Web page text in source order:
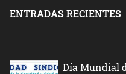
ENTRADAS RECIENTES
Día Mundial